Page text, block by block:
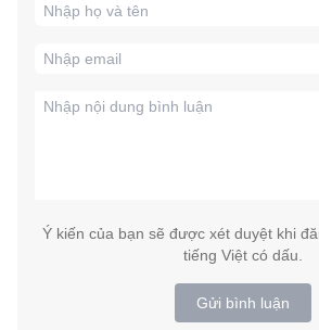
Ý kiến của bạn sẽ được xét duyệt khi
tiếng Việt có dấu.
Gửi bình luận